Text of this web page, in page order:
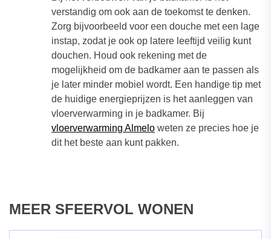
verstandig om ook aan de toekomst te denken.
Zorg bijvoorbeeld voor een douche met een lage
instap, zodat je ook op latere leeftijd veilig kunt
douchen. Houd ook rekening met de
mogelijkheid om de badkamer aan te passen als
je later minder mobiel wordt. Een handige tip met
de huidige energieprijzen is het aanleggen van
vloerverwarming in je badkamer. Bij
vloerverwarming Almelo weten ze precies hoe je
dit het beste aan kunt pakken.
MEER SFEERVOL WONEN